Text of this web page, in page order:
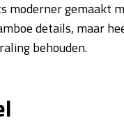
moderner gemaakt
details, maar
behouden.